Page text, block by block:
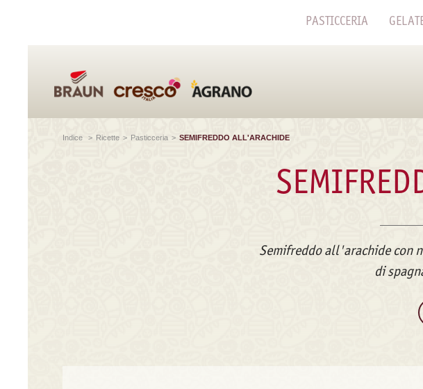
PASTICCERIA
Indice > Ricette > Pasticceria > SEMIFREDDO ALL'ARACHIDE
Semifreddo all'arachide con
di